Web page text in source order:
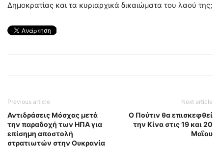
Δημοκρατίας και τα κυριαρχικά δικαιώματα του λαού της;
Previous article
Αντιδράσεις Μόσχας μετά
την παραδοχή των ΗΠΑ για
επίσημη αποστολή
στρατιωτών στην Ουκρανία
Next article
Ο Πούτιν θα επισκεφθεί
την Κίνα στις 19 και 20
Μαΐου